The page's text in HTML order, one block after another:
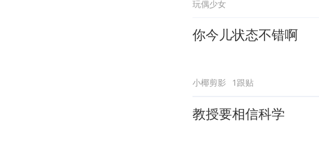
玩偶少女
你今儿状态不错啊
小椰剪影 1跟贴
教授要相信科学